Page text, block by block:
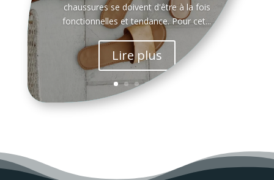
chaussures se doivent d'être à la fois
fonctionnelles et tendance. Pour cet...
Lire plus